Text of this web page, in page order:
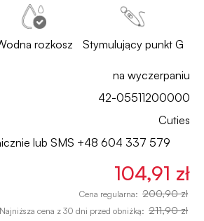
rozkosz Stymulujący punkt G
na wyczerpaniu
42-05511200000
Cuties
lub SMS +48 604 337 579
104,91 zł
Cena regularna: 200,90 zł
Najniższa cena z 30 dni przed obniżką: 211,90 zł